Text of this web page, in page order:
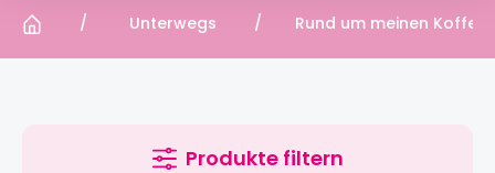
Unterwegs Rund um meinen Koffer
Produkte filtern